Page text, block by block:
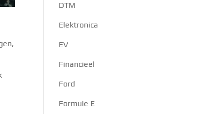
DTM
Elektronica
EV
Financieel
Ford
Formule E